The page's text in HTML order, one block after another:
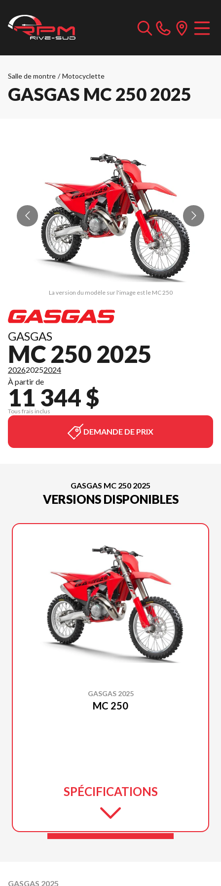
Salle de montre / Motocyclette
GASGAS MC 250 2025
La version du modèle sur l'image est le MC 250
GASGAS
MC 250 2025
202620252024
À partir de
11 344 $
Tous frais inclus
DEMANDE DE PRIX
GASGAS MC 250 2025
VERSIONS DISPONIBLES
GASGAS 2025
MC 250
SPÉCIFICATIONS
GASGAS 2025